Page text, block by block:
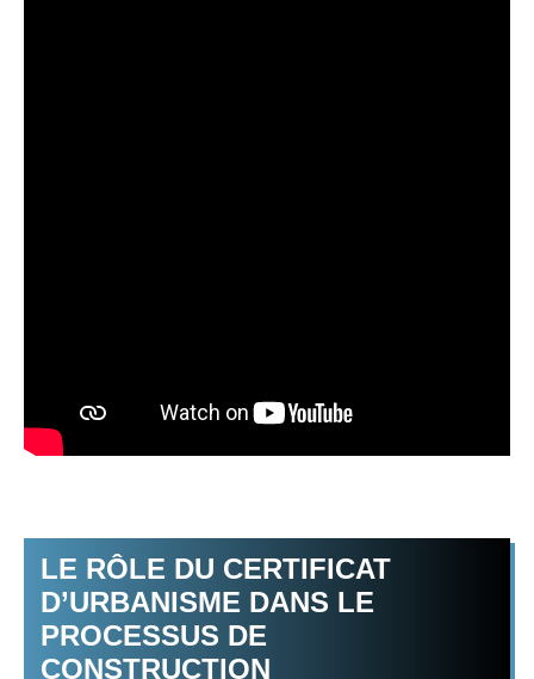
LE RÔLE DU CERTIFICAT
D’URBANISME DANS LE
PROCESSUS DE
CONSTRUCTION